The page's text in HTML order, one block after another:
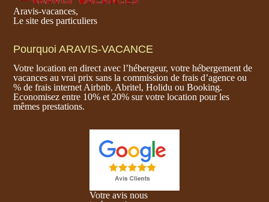
Aravis-vacances,
Le site des particuliers
Pourquoi ARAVIS-VACANCE
Votre location en direct avec l’hébergeur, votre hébergement de
vacances au vrai prix sans la commission de frais d’agence ou
% de frais internet Airbnb, Abritel, Holidu ou Booking.
Economisez entre 10% et 20% sur votre location pour les
mêmes prestations.
Votre avis nous